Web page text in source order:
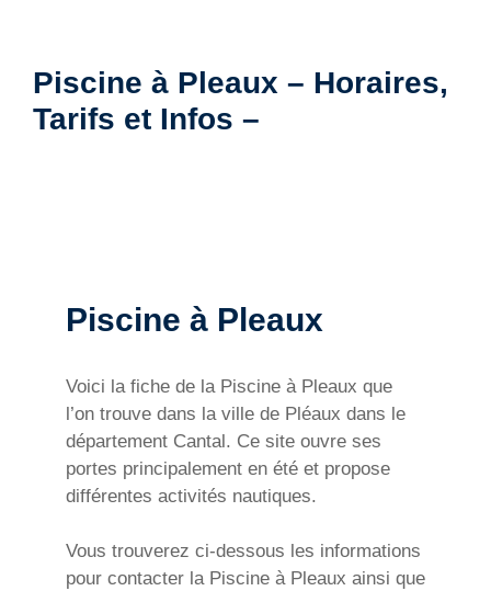
Piscine à Pleaux – Horaires,
Tarifs et Infos –
Piscine à Pleaux
Voici la fiche de la Piscine à Pleaux que
l’on trouve dans la ville de Pléaux dans le
département Cantal. Ce site ouvre ses
portes principalement en été et propose
différentes activités nautiques.
Vous trouverez ci-dessous les informations
pour contacter la Piscine à Pleaux ainsi que